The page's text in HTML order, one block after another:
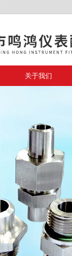
关于我们